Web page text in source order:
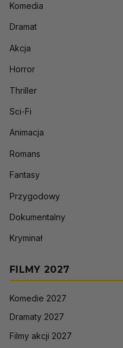
Komedia
Dramat
Akcja
Horror
Thriller
Sci-Fi
Animacja
Romans
Fantasy
Przygodowy
Dokumentalny
Kryminał
FILMY 2027
Komedie 2027
Dramaty 2027
Filmy akcji 2027